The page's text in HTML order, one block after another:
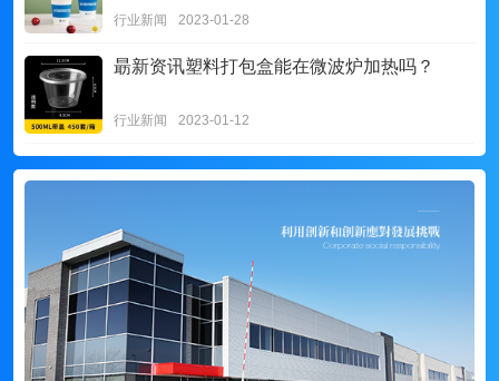
行业新闻 2023-01-28
朂新资讯塑料打包盒能在微波炉加热吗？
行业新闻 2023-01-12